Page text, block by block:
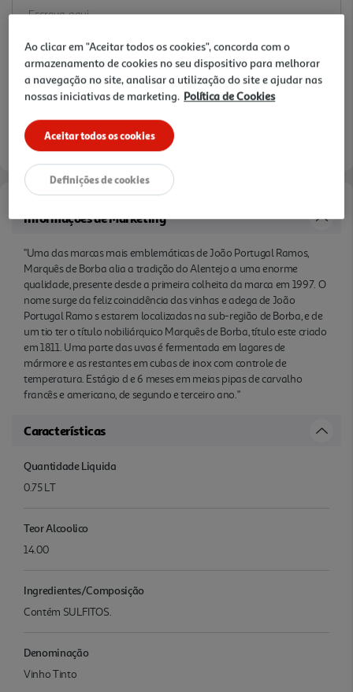
meses em meias pipas de carvalho francês e
Informações de Marketing
"Uma das marcas mais emblemáticas de João Portugal Ramos,
Marquês de Borba alia a tradição do Alentejo a uma enorme
qualidade, presente desde a primeira colheita da marca em 1997. O
nome surge da feliz coincidência das vinhas e adega de João
Portugal Ramo s estarem localizadas na sub-região de Borba, e de
um tio ter o título nobiliárquico Marquês de Borba, título este criado
em 1811. Uma parte das uvas é fermentada em lagares de
mármore e as restantes em cubas de inox com controle de
temperatura. Estágio d e 6 meses em meias pipas de carvalho
francês e americano, de segundo e terceiro ano."
Características
Quantidade Liquida
0.75 LT
Teor Alcoolico
14.00
Ingredientes/Composição
Contém SULFITOS.
Denominação
Vinho Tinto
Ao clicar em "Aceitar todos os cookies", concorda com o
armazenamento de cookies no seu dispositivo para melhorar
a navegação no site, analisar a utilização do site e ajudar nas
nossas iniciativas de marketing. Política de Cookies
Aceitar todos os cookies
Definições de cookies